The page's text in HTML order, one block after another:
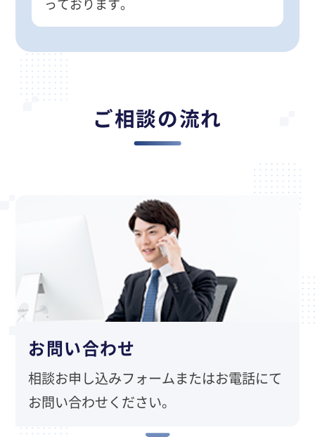
ご相談の流れ
お問い合わせ
相談お申し込みフォームまたはお電話にて
お問い合わせください。